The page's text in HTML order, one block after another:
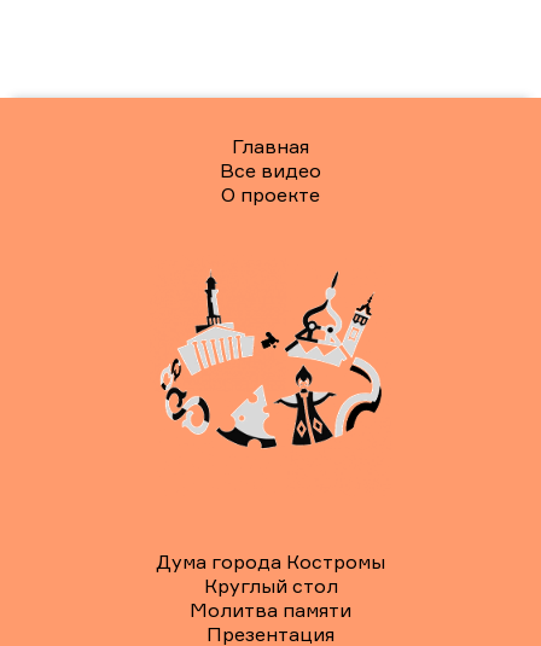
Главная
Все видео
О проекте
Дума города Костромы
Круглый стол
Молитва памяти
Презентация